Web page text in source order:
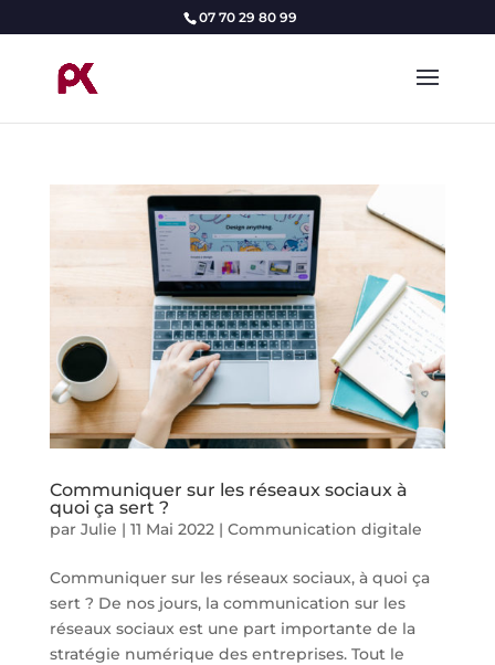
07 70 29 80 99
Communiquer sur les réseaux sociaux à
quoi ça sert ?
par Julie | 11 Mai 2022| Communication digitale
Communiquer sur les réseaux sociaux, à quoi ça
sert ? De nos jours, la communication sur les
réseaux sociaux est une part importante de la
stratégie numérique des entreprises. Tout le